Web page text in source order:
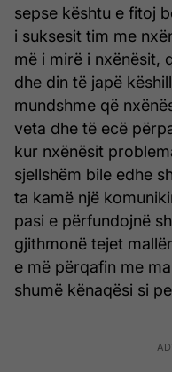
sepse kështu e fitoj
i suksesit tim me
më i mirë i nxënësit,
dhe din të japë
mundshme që
veta dhe të ecë
kur nxënësit
sjellshëm bile edhe
ta kamë një
pasi e përfundojnë
gjithmonë tejet
e më përqafin me
shumë kënaqësi si